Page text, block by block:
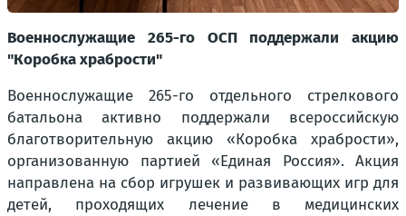
Военнослужащие 265-го ОСП поддержали акцию
"Коробка храбрости"
Военнослужащие 265-го отдельного стрелкового
батальона активно поддержали всероссийскую
благотворительную акцию «Коробка храбрости»,
организованную партией «Единая Россия». Акция
направлена на сбор игрушек и развивающих игр для
детей, проходящих лечение в медицинских